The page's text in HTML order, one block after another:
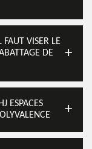
FAUT VISER LE
DE
ESPACES